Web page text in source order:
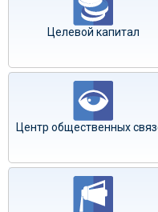
Целевой капитал
Центр общественных